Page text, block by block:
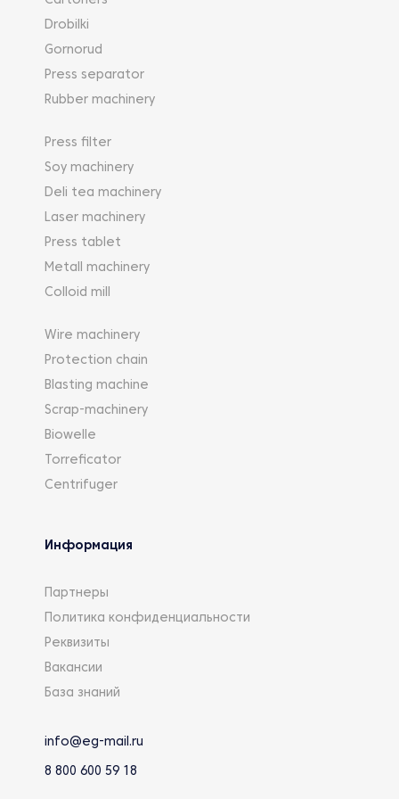
Drobilki
Gornorud
Press separator
Rubber machinery
Press filter
Soy machinery
Deli tea machinery
Laser machinery
Press tablet
Metall machinery
Colloid mill
Wire machinery
Protection chain
Blasting machine
Scrap-machinery
Biowelle
Torreficator
Centrifuger
Информация
Партнеры
Политика конфиденциальности
Реквизиты
Вакансии
База знаний
info@eg-mail.ru
8 800 600 59 18